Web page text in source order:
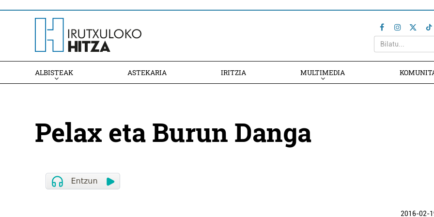
ALBISTEAK ASTEKARIA IRITZIA MULTIMEDIA
Pelax eta Burun Danga
2016-02-